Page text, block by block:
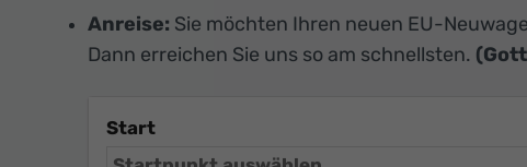
Anreise: Sie möchten Ihren neuen EU-
Dann erreichen Sie uns so am schnellsten.
Start